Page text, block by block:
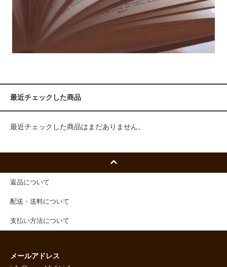
最近チェックした商品
最近チェックした商品はまだありません。
返品について
配送・送料について
支払い方法について
メールアドレス